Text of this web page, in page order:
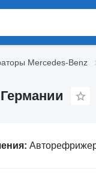
Mercedes-Benz